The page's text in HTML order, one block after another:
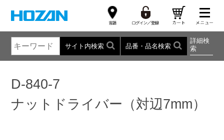
サイト内検索 品番・品名検索
詳細検
索
D-840-7
ナットドライバー（対辺7mm）